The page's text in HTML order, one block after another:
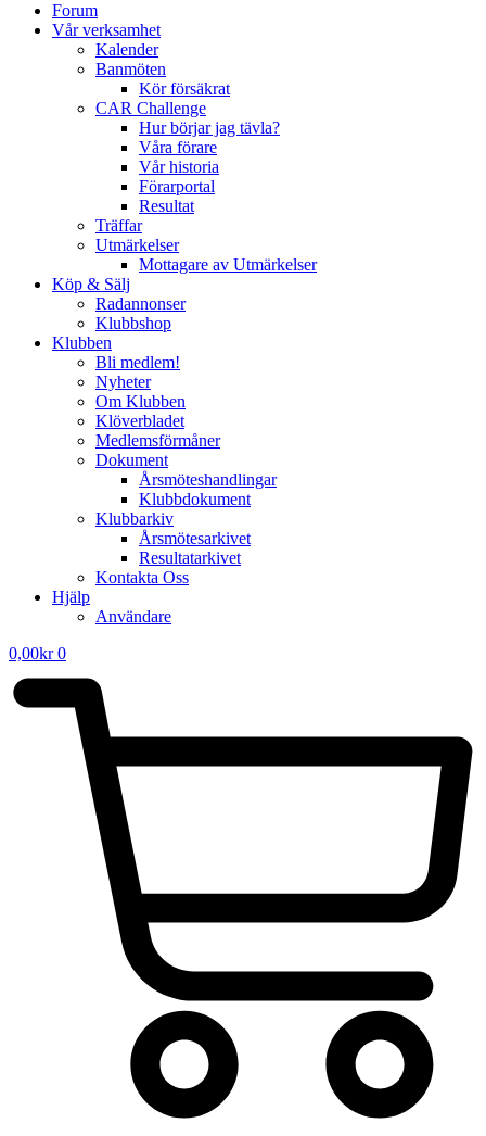
Forum
Vår verksamhet
Kalender
Banmöten
Kör försäkrat
CAR Challenge
Hur börjar jag tävla?
Våra förare
Vår historia
Förarportal
Resultat
Träffar
Utmärkelser
Mottagare av Utmärkelser
Köp & Sälj
Radannonser
Klubbshop
Klubben
Bli medlem!
Nyheter
Om Klubben
Klöverbladet
Medlemsförmåner
Dokument
Årsmöteshandlingar
Klubbdokument
Klubbarkiv
Årsmötesarkivet
Resultatarkivet
Kontakta Oss
Hjälp
Användare
0,00kr 0